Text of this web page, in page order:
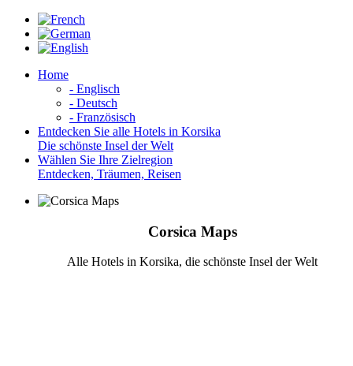
Home
- Englisch
- Deutsch
- Französisch
Entdecken Sie alle Hotels in Korsika
Die schönste Insel der Welt
Wählen Sie Ihre Zielregion
Entdecken, Träumen, Reisen
Corsica Maps
Alle Hotels in Korsika, die schönste Insel der Welt